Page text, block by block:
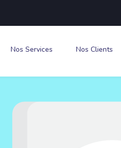
Nos Services Nos Clients